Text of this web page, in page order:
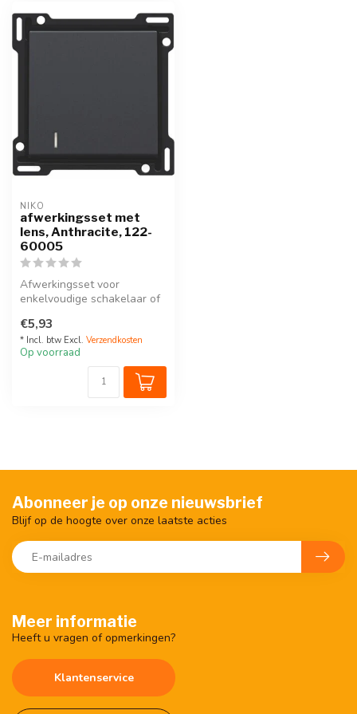
NIKO
afwerkingsset met
lens, Anthracite, 122-
60005
Afwerkingsset voor
enkelvoudige schakelaar of
Refer...
€5,93
* Incl. btw Excl. Verzendkosten
Op voorraad
Meer informatie
Heeft u vragen of opmerkingen?
Klantenservice
Abonneer je op onze nieuwsbrief
Blijf op de hoogte over onze laatste acties